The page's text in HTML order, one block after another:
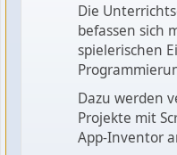
Die
befassen sich
spielerischen
Dazu werden
Projekte mit
App-Inventor